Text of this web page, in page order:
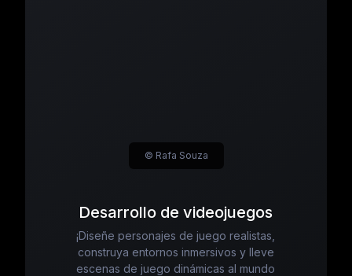
Desarrollo de videojuegos
¡Diseñe personajes de juego realistas,
construya entornos inmersivos y lleve
escenas de juego dinámicas al mundo
© Rafa Souza